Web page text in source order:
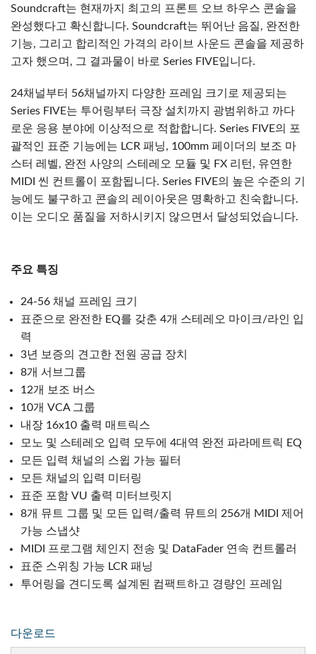
Soundcraft는 현재까지 최고의 프론트 오브 하우스 콘솔을
완성했다고 확신합니다. Soundcraft는 뛰어난 음질, 완전한
기능, 그리고 합리적인 가격의 라이브 사운드 콘솔을 제공하
고자 했으며, 그 결과물이 바로 Series FIVE입니다.
24채널부터 56채널까지 다양한 프레임 크기로 제공되는
Series FIVE는 투어링부터 극장 설치까지 광범위하고 까다
로운 응용 분야에 이상적으로 적합합니다. Series FIVE의 포
괄적인 표준 기능에는 LCR 패닝, 100mm 페이더의 보조 마
스터 레벨, 완전 사양의 스테레오 모듈 및 FX 리턴, 유연한
MIDI 씬 컨트롤이 포함됩니다. Series FIVE의 높은 수준의 기
능에도 불구하고 콘솔의 레이아웃은 명확하고 친숙합니다.
이는 오디오 품질을 저하시키지 않으면서 달성되었습니다.
주요 특징
24-56 채널 프레임 크기
표준으로 완전한 EQ를 갖춘 4개 스테레오 마이크/라인 입
력
3년 보증의 견고한 전원 공급 장치
8개 서브그룹
12개 보조 버스
10개 VCA 그룹
내장 16x10 출력 매트릭스
모노 및 스테레오 입력 모두에 4대역 완전 파라메트릭 EQ
모든 입력 채널의 스윕 가능 필터
모든 채널의 입력 미터링
표준 포함 VU 출력 미터브릿지
8개 뮤트 그룹 및 모든 입력/출력 뮤트의 256개 MIDI 제어
가능 스냅샷
MIDI 프로그램 체인지 전송 및 DataFader 연속 컨트롤러
표준 스위칭 가능 LCR 패닝
투어링을 견디도록 설계된 컴팩트하고 경량인 프레임
다운로드